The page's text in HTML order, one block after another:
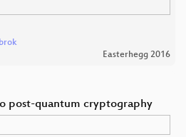
Easterhegg 2016
post-quantum cryptography